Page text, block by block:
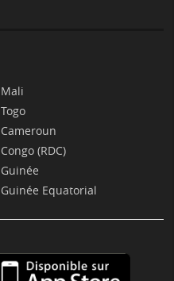
Mali
Togo
Cameroun
Congo (RDC)
Guinée
Guinée Equatorial